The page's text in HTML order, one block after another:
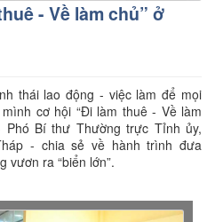
- Về làm chủ” ở
thái lao động - việc làm để mọi
cơ hội “Đi làm thuê - Về làm
Phó Bí thư Thường trực Tỉnh ủy,
- chia sẻ về hành trình đưa
vươn ra “biển lớn”.